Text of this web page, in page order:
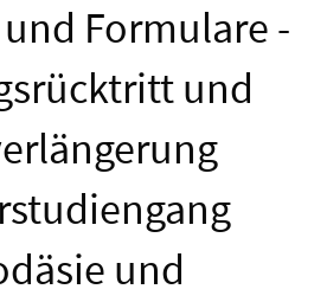
Formulare -
und
und